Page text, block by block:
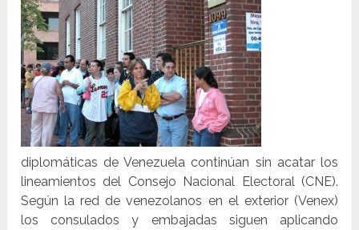
diplomáticas de Venezuela continúan sin acatar los
lineamientos del Consejo Nacional Electoral (CNE).
Según la red de venezolanos en el exterior (Venex)
los consulados y embajadas siguen aplicando